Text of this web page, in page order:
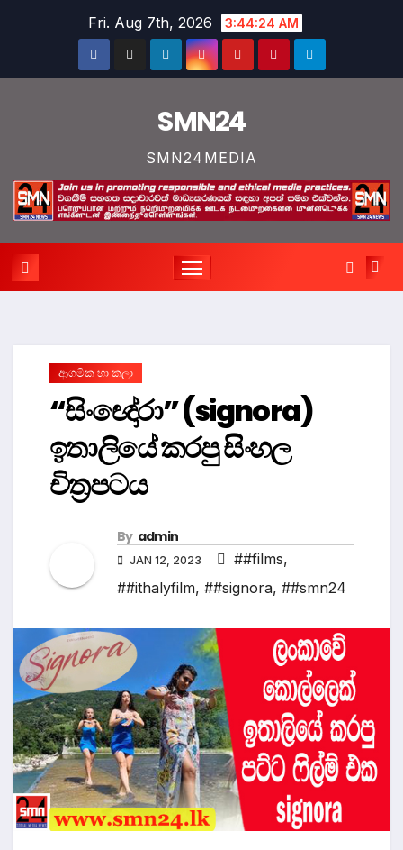
Fri. Aug 7th, 2026 3:44:25 AM
SMN24
SMN24MEDIA
ආගමික හා කලා
“සිංඥෝරා” (signora)
ඉතාලියේ කරපු සිංහල
චිත්‍රපටය
By admin
JAN 12, 2023 ##films,
##ithalyfilm, ##signora, ##smn24